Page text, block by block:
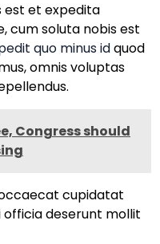
est et expedita
cum soluta nobis est
quo minus idquod
omnis voluptas
Congress should
cupidatat
officia deserunt mollit